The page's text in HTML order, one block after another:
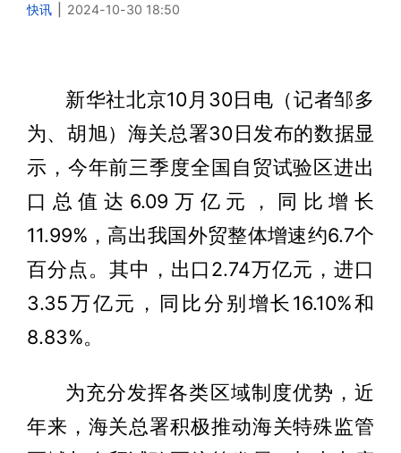
快讯
2024-10-30 18:50
新华社北京10月30日电（记者邹多
为、胡旭）海关总署30日发布的数据显
示，今年前三季度全国自贸试验区进出
口总值达6.09万亿元，同比增长
11.99%，高出我国外贸整体增速约6.7个
百分点。其中，出口2.74万亿元，进口
3.35万亿元，同比分别增长16.10%和
8.83%。
为充分发挥各类区域制度优势，近
年来，海关总署积极推动海关特殊监管